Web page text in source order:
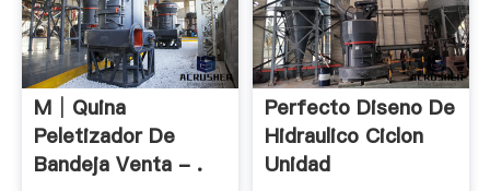
M│quina
Peletizador De
Bandeja Venta - .
Perfecto Diseno De
Hidraulico Ciclon
Unidad